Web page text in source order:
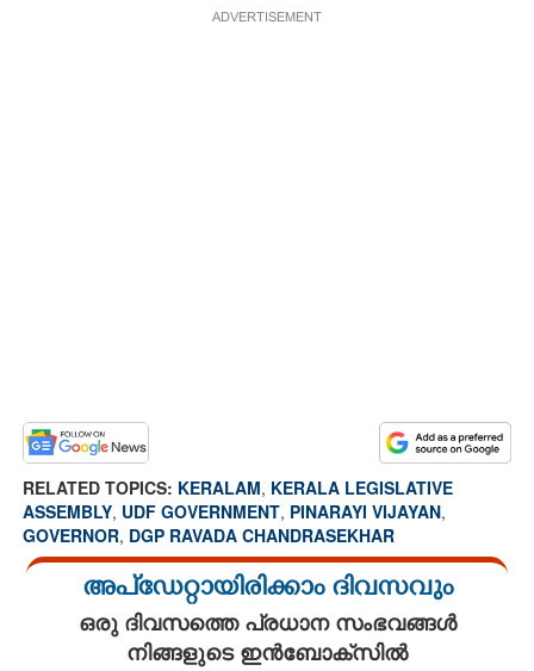
ADVERTISEMENT
RELATED TOPICS: KERALAM, KERALA LEGISLATIVE
ASSEMBLY, UDF GOVERNMENT, PINARAYI VIJAYAN,
GOVERNOR, DGP RAVADA CHANDRASEKHAR
അപ്ഡേറ്റായിരിക്കാം ദിവസവും
ഒരു ദിവസത്തെ പ്രധാന സംഭവങ്ങൾ
നിങ്ങളുടെ ഇൻബോക്സിൽ